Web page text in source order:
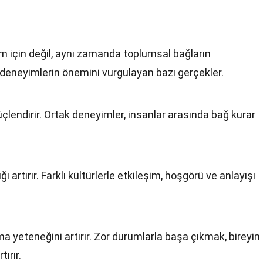
için değil, aynı zamanda toplumsal bağların
önemini vurgulayan bazı gerçekler.
Ortak deneyimler, insanlar arasında bağ kurar
artırır. Farklı kültürlerle etkileşim, hoşgörü ve anlayışı
yeteneğini artırır. Zor durumlarla başa çıkmak, bireyin